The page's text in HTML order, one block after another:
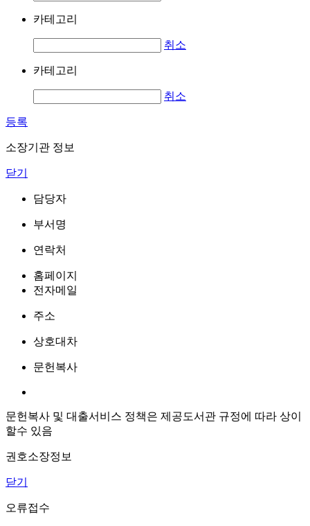
카테고리
취소
카테고리
취소
등록
소장기관 정보
닫기
담당자
부서명
연락처
홈페이지
전자메일
주소
상호대차
문헌복사
문헌복사 및 대출서비스 정책은 제공도서관 규정에 따라 상이
할수 있음
권호소장정보
닫기
오류접수